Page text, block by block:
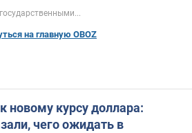
на главную OBOZ
новому курсу доллара:
чего ожидать в